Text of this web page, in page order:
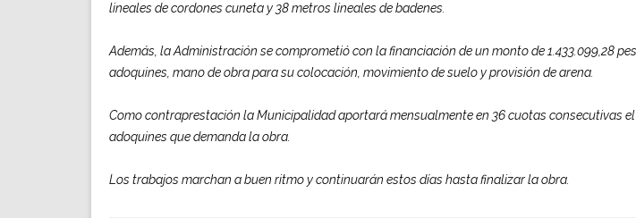
lineales de cordones cuneta y 38 metros lineales de badenes.
Además, la Administración se comprometió con la financiación de un monto de 1.433.099,28
adoquines, mano de obra para su colocación, movimiento de suelo y provisión de arena.
Como contraprestación la Municipalidad aportará mensualmente en 36 cuotas consecutivas
adoquines que demanda la obra.
Los trabajos marchan a buen ritmo y continuarán estos días hasta finalizar la obra.